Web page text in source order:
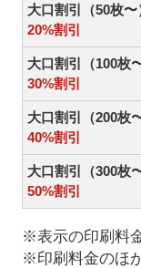
大口割引（50枚〜
20%割引
大口割引（100枚〜
30%割引
大口割引（200枚〜
40%割引
大口割引（300枚〜
50%割引
※表示の印刷料
※印刷料金のほ